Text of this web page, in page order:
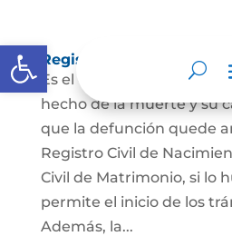
Abrir barra de herramientas
Registro Civil de
Es el documento público
hecho de la muerte y su
que la defunción quede
Registro Civil de
Civil de Matrimonio, si lo
permite el inicio de los
Además, la...